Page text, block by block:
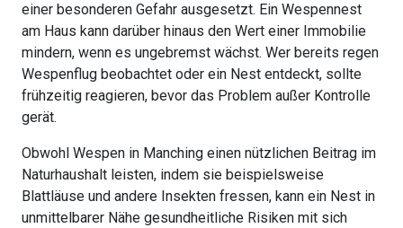
einer besonderen Gefahr ausgesetzt. Ein Wespennest
am Haus kann darüber hinaus den Wert einer Immobilie
mindern, wenn es ungebremst wächst. Wer bereits regen
Wespenflug beobachtet oder ein Nest entdeckt, sollte
frühzeitig reagieren, bevor das Problem außer Kontrolle
gerät.
Obwohl Wespen in Manching einen nützlichen Beitrag im
Naturhaushalt leisten, indem sie beispielsweise
Blattläuse und andere Insekten fressen, kann ein Nest in
unmittelbarer Nähe gesundheitliche Risiken mit sich